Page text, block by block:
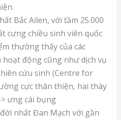
Bắc Ailen, với tầm 25.000
cưng chiều sinh viên quốc
thường thấy của các
động cũng như dịch vụ
cứu sinh (Centre for
cực thân thiện, hai thày
ưng cái bụng
nhất Đan Mạch với gần